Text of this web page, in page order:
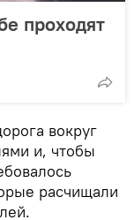
проходят
вокруг
и, чтобы
расчищали